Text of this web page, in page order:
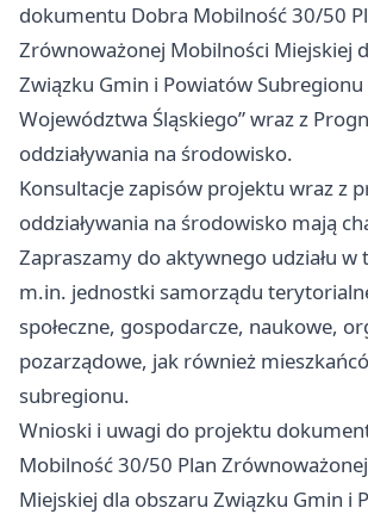
dokumentu Dobra Mobilność 30/50
Zrównoważonej Mobilności Miejskiej
Związku Gmin i Powiatów
Województwa Śląskiego” wraz z
oddziaływania na środowisko.
Konsultacje zapisów projektu wraz z
oddziaływania na środowisko mają
Zapraszamy do aktywnego udziału w
m.in. jednostki samorządu
społeczne, gospodarcze, naukowe,
pozarządowe, jak również
subregionu.
Wnioski i uwagi do projektu
Mobilność 30/50 Plan
Miejskiej dla obszaru Związku Gmin i